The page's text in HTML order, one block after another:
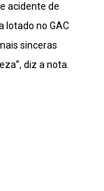
acidente de
lotado no GAC
sinceras
diz a nota.